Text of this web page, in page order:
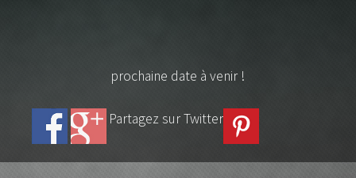
prochaine date à venir !
Partagez sur Twitter